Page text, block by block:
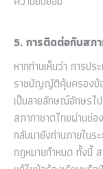
5. การติดต่อกับสภ
หากท่านเห็นว่า การป
ราชบัญญัติคุ้มครองข้
เป็นลายลักษณ์อักษรไ
สภากาชาดไทยผ่านช่
กลับมายังท่านภายในร
กฎหมายกำหนด ทั้งนี้